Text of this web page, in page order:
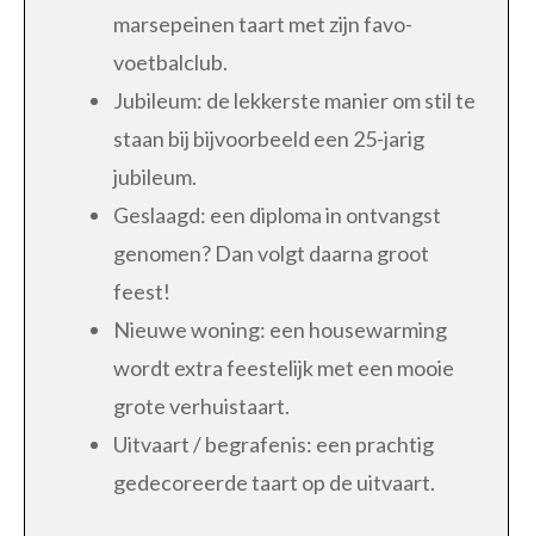
marsepeinen taart met zijn favo-
voetbalclub.
Jubileum: de lekkerste manier om stil te
staan bij bijvoorbeeld een 25-jarig
jubileum.
Geslaagd: een diploma in ontvangst
genomen? Dan volgt daarna groot
feest!
Nieuwe woning: een housewarming
wordt extra feestelijk met een mooie
grote verhuistaart.
Uitvaart / begrafenis: een prachtig
gedecoreerde taart op de uitvaart.